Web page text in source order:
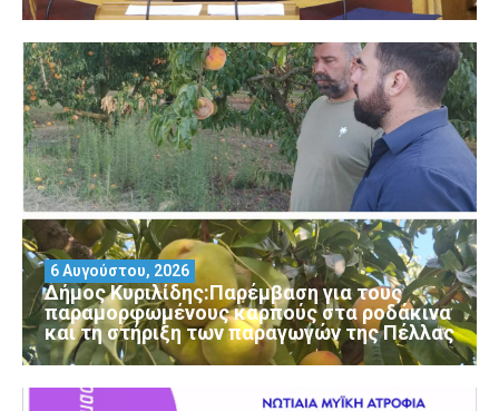
Δήμος Κυριλίδης:Παρέμβαση για τους
παραμορφωμένους καρπούς στα ροδάκινα
και τη στήριξη των παραγωγών της Πέλλας
6 Αυγούστου, 2026